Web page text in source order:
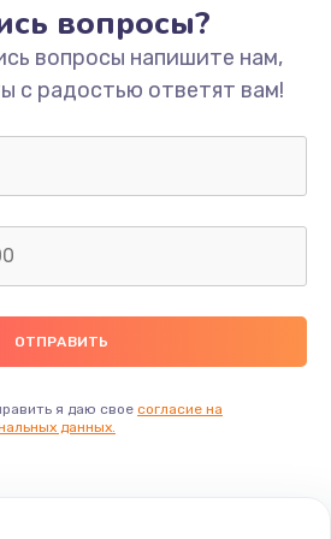
вопросы?
вопросы напишите нам,
с радостью ответят вам!
я даю свое согласие на
данных.